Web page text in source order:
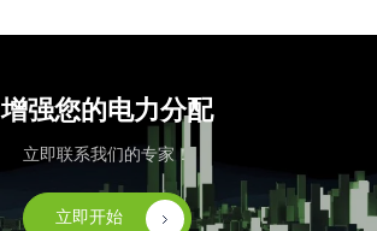
增强您的电力分配
立即联系我们的专家！
立即开始